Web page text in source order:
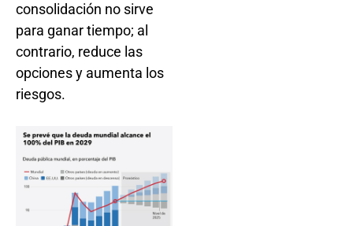
consolidación no sirve
para ganar tiempo; al
contrario, reduce las
opciones y aumenta los
riesgos.